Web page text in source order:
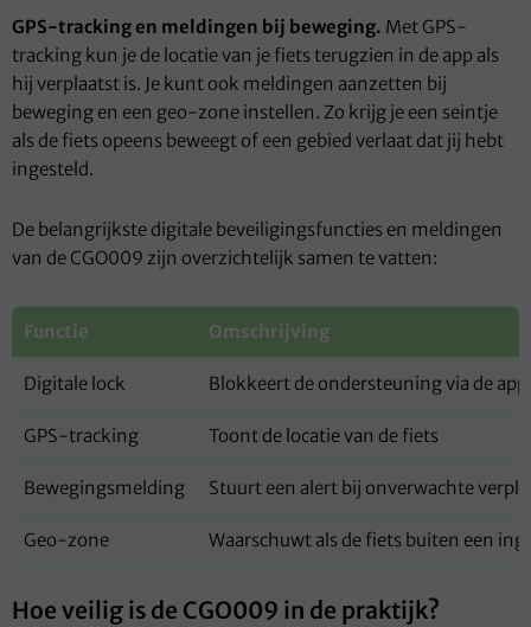
GPS-tracking en meldingen bij beweging. Met GPS-
tracking kun je de locatie van je fiets terugzien in de app als
hij verplaatst is. Je kunt ook meldingen aanzetten bij
beweging en een geo-zone instellen. Zo krijg je een seintje
als de fiets opeens beweegt of een gebied verlaat dat jij hebt
ingesteld.
De belangrijkste digitale beveiligingsfuncties en meldingen
van de CGO009 zijn overzichtelijk samen te vatten:
Functie Omschrijving
Digitale lock Blokkeert de ondersteuning via de app
GPS-tracking Toont de locatie van de fiets
Bewegingsmelding Stuurt een alert bij onverwachte
Geo-zone Waarschuwt als de fiets buiten een
Hoe veilig is de CGO009 in de praktijk?